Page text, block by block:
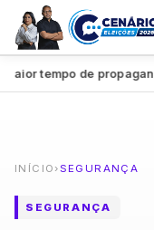
tempo de propaganda
INÍCIO ›SEGURANÇA
SEGURANÇA